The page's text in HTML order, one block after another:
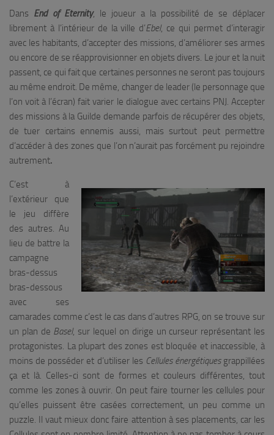
Dans End of Eternity, le joueur a la possibilité de se déplacer
librement à l’intérieur de la ville d’Ebel, ce qui permet d’interagir
avec les habitants, d’accepter des missions, d’améliorer ses armes
ou encore de se réapprovisionner en objets divers. Le jour et la nuit
passent, ce qui fait que certaines personnes ne seront pas toujours
au même endroit. De même, changer de leader (le personnage que
l’on voit à l’écran) fait varier le dialogue avec certains PNJ. Accepter
des missions à la Guilde demande parfois de récupérer des objets,
de tuer certains ennemis aussi, mais surtout peut permettre
d’accéder à des zones que l’on n’aurait pas forcément pu rejoindre
autrement.
C’est à
l’extérieur que
le jeu diffère
des autres. Au
lieu de battre la
campagne
bras-dessus
bras-dessous
avec ses
camarades comme c’est le cas dans d’autres RPG, on se trouve sur
un plan de Basel, sur lequel on dirige un curseur représentant les
protagonistes. La plupart des zones est bloquée et inaccessible, à
moins de posséder et d’utiliser les Cellules énergétiquesgrappillées
ça et là. Celles-ci sont de formes et couleurs différentes, tout
comme les zones à ouvrir. On peut faire tourner les cellules pour
qu’elles puissent être casées correctement, un peu comme un
puzzle. Il vaut mieux donc faire attention à ses placements, car les